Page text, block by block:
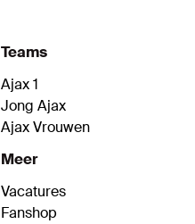
Teams
Ajax 1
Jong Ajax
Ajax Vrouwen
Meer
Vacatures
Fanshop